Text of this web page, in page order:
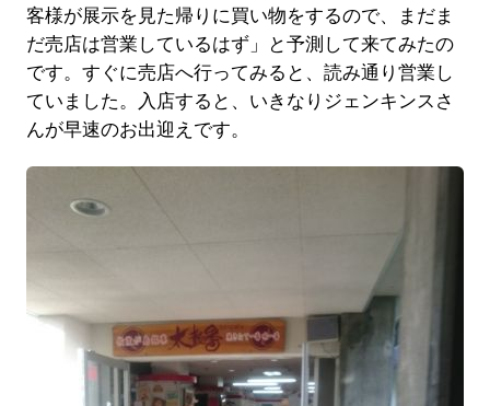
客様が展示を見た帰りに買い物をするので、まだま
だ売店は営業しているはず」と予測して来てみたの
です。すぐに売店へ行ってみると、読み通り営業し
ていました。入店すると、いきなりジェンキンスさ
んが早速のお出迎えです。